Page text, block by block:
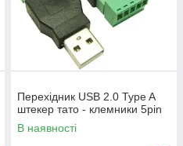
Перехідник USB 2.0 Type A
штекер тато - клемники 5pin
В наявності